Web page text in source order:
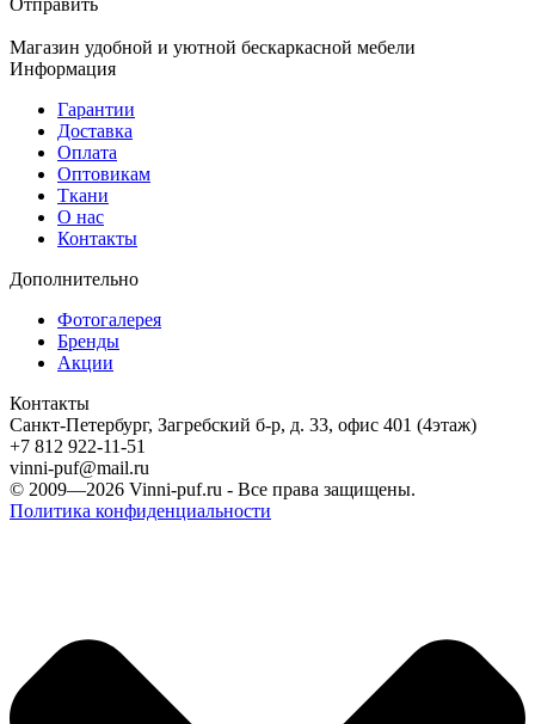
Отправить
Магазин удобной и уютной бескаркасной мебели
Информация
Гарантии
Доставка
Оплата
Оптовикам
Ткани
О нас
Контакты
Дополнительно
Фотогалерея
Бренды
Акции
Контакты
Санкт-Петербург, Загребский б-р, д. 33, офис 401 (4этаж)
+7 812 922-11-51
vinni-puf@mail.ru
© 2009—2026 Vinni-puf.ru - Все права защищены.
Политика конфиденциальности